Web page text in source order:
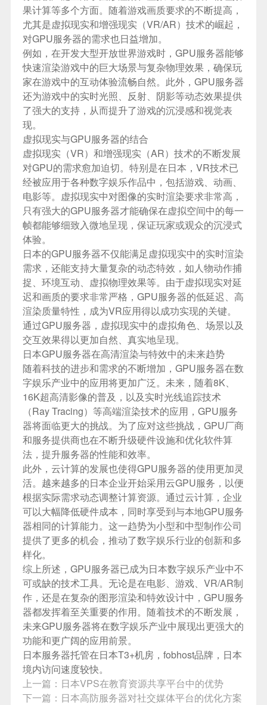
果计算等多个方面。随着游戏画质要求的不断提高，
尤其是虚拟现实和增强现实（VR/AR）技术的崛起，
对GPU服务器的需求也日益增加。
例如，在开发大型开放世界游戏时，GPU服务器能够
快速渲染游戏中的巨大场景与复杂物理效果，确保玩
家在游戏中的互动体验流畅自然。此外，GPU服务器
还为游戏中的实时光照、反射、阴影等动态效果提供
了强大的支持，从而提升了游戏的沉浸感和视觉表
现。
虚拟现实与GPU服务器的结合
虚拟现实（VR）和增强现实（AR）技术的不断发展
对GPU的需求愈加迫切。特别是在日本，VR技术已
经被应用于各种数字娱乐作品中，包括游戏、动画、
电影等。虚拟现实中对图像的实时渲染要求非常高，
只有强大的GPU服务器才能确保在虚拟空间中的每一
帧都能够细致入微地呈现，保证玩家或观众的沉浸式
体验。
日本的GPU服务器不仅能满足虚拟现实中的实时渲染
需求，还能支持大量复杂的动态特效，如人物动作捕
捉、环境互动、虚拟物理效果等。由于虚拟现实对延
迟和画质的要求非常严格，GPU服务器的低延迟、高
渲染质量特性，成为VR应用得以成功实现的关键。
通过GPU服务器，虚拟现实中的虚拟角色、场景以及
交互效果得以更加自然、真实地呈现。
日本GPU服务器在高清渲染与特效中的未来趋势
随着科技的进步和需求的不断增加，GPU服务器在数
字娱乐产业中的应用将更加广泛。未来，随着8K、
16K超高清影像的普及，以及实时光线追踪技术
（Ray Tracing）等高端渲染技术的应用，GPU服务
器将面临更大的挑战。为了应对这些挑战，GPU厂商
和服务提供商也在不断升级硬件设施和优化软件算
法，提升服务器的性能和效率。
此外，云计算的发展也使得GPU服务器的使用更加灵
活。越来越多的日本企业开始采用云GPU服务，以便
根据实际需求动态调整计算资源。通过云计算，企业
可以大幅降低硬件成本，同时享受到与本地GPU服务
器相同的计算能力。这一趋势为小型和中型制作公司
提供了更多的机会，推动了数字娱乐行业的创新和多
样化。
综上所述，GPU服务器已成为日本数字娱乐产业中不
可或缺的技术工具。无论是在电影、游戏、VR/AR制
作，还是在复杂的图形渲染和特效设计中，GPU服务
器都发挥着至关重要的作用。随着技术的不断发展，
未来GPU服务器将在数字娱乐产业中展现出更强大的
功能和更广阔的应用前景。
日本服务器托管在日本T3+机房，fobhost品牌，日本
境内访问速度较快。
上一篇： 日本VPS在教育资源共享平台中的优势
下一篇： 日本高防服务器对社交媒体平台的优化方案